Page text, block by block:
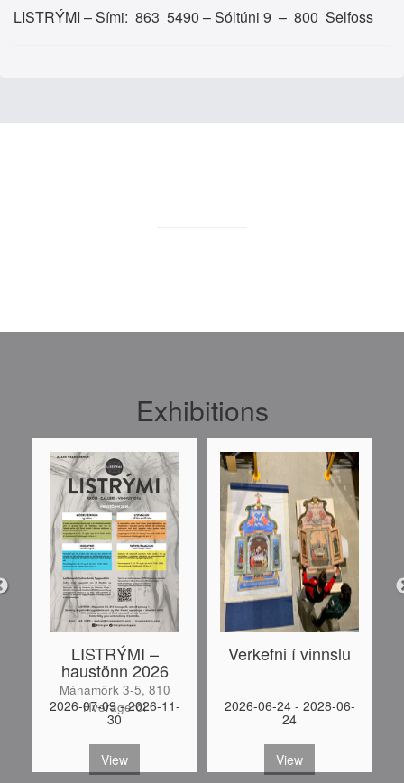
LISTRÝMI – Sími: 863 5490 – Sóltúni 9 – 800 Selfoss
Exhibitions
LISTRÝMI –
haustönn 2026
Mánamörk 3-5, 810
Hveragerði
2026-07-09 - 2026-11-
30
View
Verkefni í vinnslu
2026-06-24 - 2028-06-
24
View